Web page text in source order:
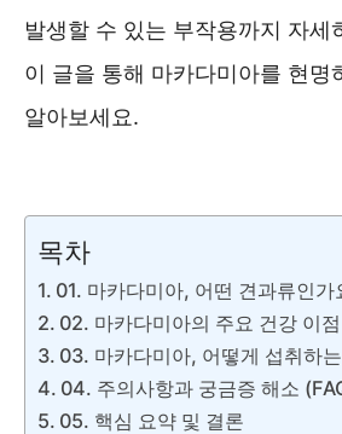
발생할 수 있는 부작용까지 자세
이 글을 통해 마카다미아를 현명
알아보세요.
목차
01. 마카다미아, 어떤 견과류인가
02. 마카다미아의 주요 건강 이
03. 마카다미아, 어떻게 섭취하
04. 주의사항과 궁금증 해소
05. 핵심 요약 및 결론